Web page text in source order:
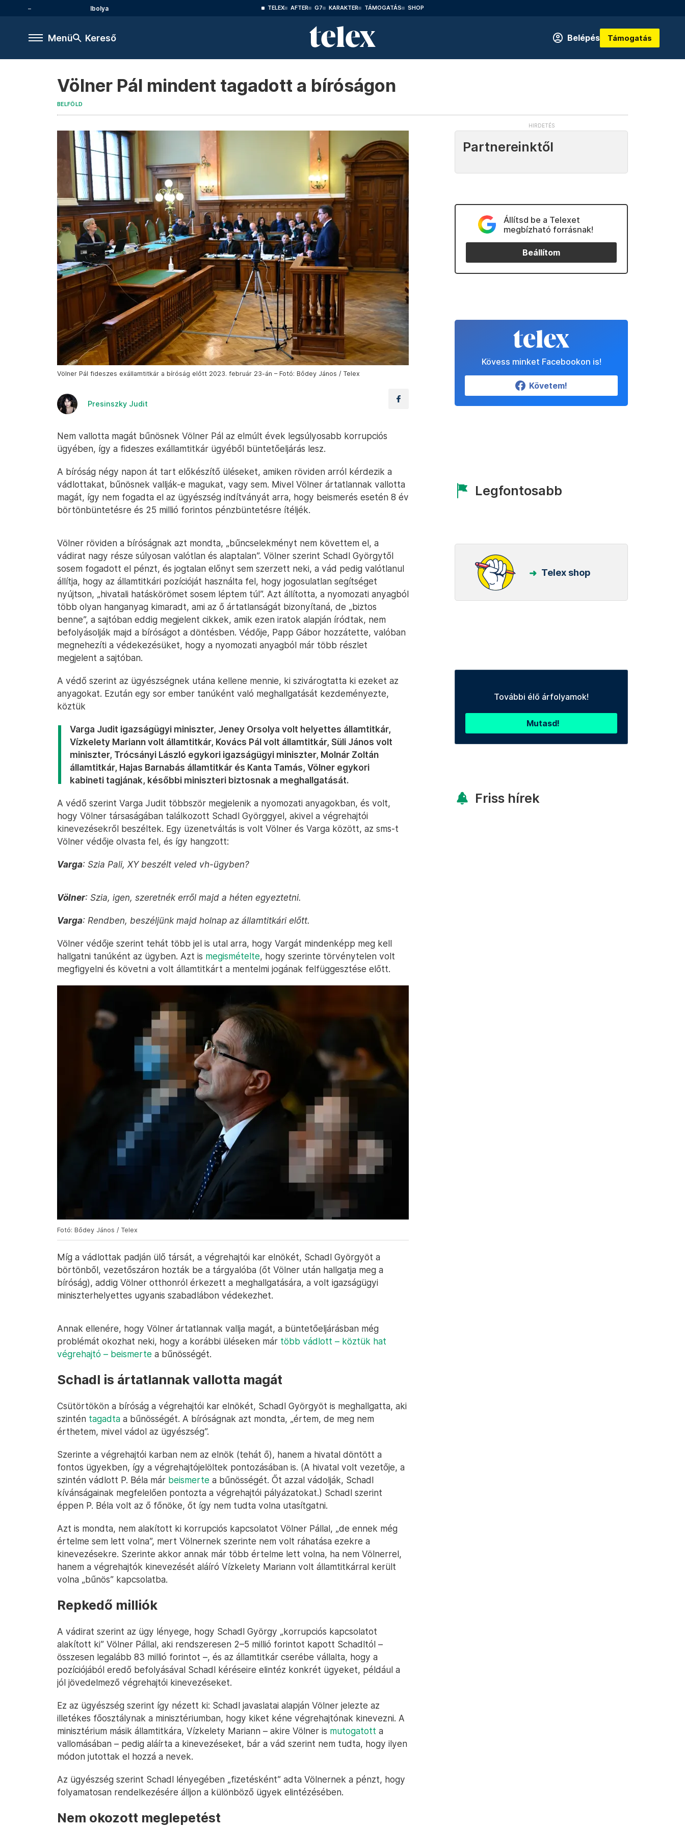
Ibolya TELEX AFTER G7 KARAKTER TÁMOGATÁS SHOP
Menü Kereső Belépés Támogatás
Völner Pál mindent tagadott a bíróságon
BELFÖLD
Völner Pál fideszes exállamtitkár a bíróság előtt 2023. február 23-án – Fotó: Bődey János / Telex
Presinszky Judit
Nem vallotta magát bűnösnek Völner Pál az elmúlt évek legsúlyosabb korrupciós
ügyében, így a fideszes exállamtitkár ügyéből büntetőeljárás lesz.
A bíróság négy napon át tart előkészítő üléseket, amiken röviden arról kérdezik a
vádlottakat, bűnösnek vallják-e magukat, vagy sem. Mivel Völner ártatlannak vallotta
magát, így nem fogadta el az ügyészség indítványát arra, hogy beismerés esetén 8 év
börtönbüntetésre és 25 millió forintos pénzbüntetésre ítéljék.
Völner röviden a bíróságnak azt mondta, „bűncselekményt nem követtem el, a
vádirat nagy része súlyosan valótlan és alaptalan”. Völner szerint Schadl Györgytől
sosem fogadott el pénzt, és jogtalan előnyt sem szerzett neki, a vád pedig valótlanul
állítja, hogy az államtitkári pozícióját használta fel, hogy jogosulatlan segítséget
nyújtson, „hivatali hatáskörömet sosem léptem túl”. Azt állította, a nyomozati anyagból
több olyan hanganyag kimaradt, ami az ő ártatlanságát bizonyítaná, de „biztos
benne”, a sajtóban eddig megjelent cikkek, amik ezen iratok alapján íródtak, nem
befolyásolják majd a bíróságot a döntésben. Védője, Papp Gábor hozzátette, valóban
megnehezíti a védekezésüket, hogy a nyomozati anyagból már több részlet
megjelent a sajtóban.
A védő szerint az ügyészségnek utána kellene mennie, ki szivárogtatta ki ezeket az
anyagokat. Ezután egy sor ember tanúként való meghallgatását kezdeményezte,
köztük
Varga Judit igazságügyi miniszter, Jeney Orsolya volt helyettes államtitkár,
Vízkelety Mariann volt államtitkár, Kovács Pál volt államtitkár, Süli János volt
miniszter, Trócsányi László egykori igazságügyi miniszter, Molnár Zoltán
államtitkár, Hajas Barnabás államtitkár és Kanta Tamás, Völner egykori
kabineti tagjának, későbbi miniszteri biztosnak a meghallgatását.
A védő szerint Varga Judit többször megjelenik a nyomozati anyagokban, és volt,
hogy Völner társaságában találkozott Schadl Györggyel, akivel a végrehajtói
kinevezésekről beszéltek. Egy üzenetváltás is volt Völner és Varga között, az sms-t
Völner védője olvasta fel, és így hangzott:
Varga: Szia Pali, XY beszélt veled vh-ügyben?
Völner: Szia, igen, szeretnék erről majd a héten egyeztetni.
Varga: Rendben, beszéljünk majd holnap az államtitkári előtt.
Völner védője szerint tehát több jel is utal arra, hogy Vargát mindenképp meg kell
hallgatni tanúként az ügyben. Azt is megismételte, hogy szerinte törvénytelen volt
megfigyelni és követni a volt államtitkárt a mentelmi jogának felfüggesztése előtt.
Fotó: Bődey János / Telex
Míg a vádlottak padján ülő társát, a végrehajtói kar elnökét, Schadl Györgyöt a
börtönből, vezetőszáron hozták be a tárgyalóba (őt Völner után hallgatja meg a
bíróság), addig Völner otthonról érkezett a meghallgatására, a volt igazságügyi
miniszterhelyettes ugyanis szabadlábon védekezhet.
Annak ellenére, hogy Völner ártatlannak vallja magát, a büntetőeljárásban még
problémát okozhat neki, hogy a korábbi üléseken már több vádlott – köztük hat
végrehajtó – beismerte a bűnösségét.
Schadl is ártatlannak vallotta magát
Csütörtökön a bíróság a végrehajtói kar elnökét, Schadl Györgyöt is meghallgatta, aki
szintén tagadta a bűnösségét. A bíróságnak azt mondta, „értem, de meg nem
érthetem, mivel vádol az ügyészség”.
Szerinte a végrehajtói karban nem az elnök (tehát ő), hanem a hivatal döntött a
fontos ügyekben, így a végrehajtójelöltek pontozásában is. (A hivatal volt vezetője, a
szintén vádlott P. Béla már beismerte a bűnösségét. Őt azzal vádolják, Schadl
kívánságainak megfelelően pontozta a végrehajtói pályázatokat.) Schadl szerint
éppen P. Béla volt az ő főnöke, őt így nem tudta volna utasítgatni.
Azt is mondta, nem alakított ki korrupciós kapcsolatot Völner Pállal, „de ennek még
értelme sem lett volna”, mert Völnernek szerinte nem volt ráhatása ezekre a
kinevezésekre. Szerinte akkor annak már több értelme lett volna, ha nem Völnerrel,
hanem a végrehajtók kinevezését aláíró Vízkelety Mariann volt államtitkárral került
volna „bűnös” kapcsolatba.
Repkedő milliók
A vádirat szerint az ügy lényege, hogy Schadl György „korrupciós kapcsolatot
alakított ki” Völner Pállal, aki rendszeresen 2–5 millió forintot kapott Schadltól –
összesen legalább 83 millió forintot –, és az államtitkár cserébe vállalta, hogy a
pozíciójából eredő befolyásával Schadl kéréseire elintéz konkrét ügyeket, például a
jól jövedelmező végrehajtói kinevezéseket.
Ez az ügyészség szerint így nézett ki: Schadl javaslatai alapján Völner jelezte az
illetékes főosztálynak a minisztériumban, hogy kiket kéne végrehajtónak kinevezni. A
minisztérium másik államtitkára, Vízkelety Mariann – akire Völner is mutogatott a
vallomásában – pedig aláírta a kinevezéseket, bár a vád szerint nem tudta, hogy ilyen
módon jutottak el hozzá a nevek.
Az ügyészség szerint Schadl lényegében „fizetésként” adta Völnernek a pénzt, hogy
folyamatosan rendelkezésére álljon a különböző ügyek elintézésében.
Nem okozott meglepetést
Partnereinktől
Állítsd be a Telexet
megbízható forrásnak!
Beállítom
Kövess minket Facebookon is!
Követem!
Legfontosabb
Telex shop
További élő árfolyamok!
Mutasd!
Friss hírek